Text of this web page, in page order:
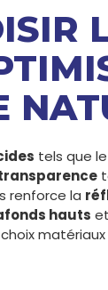
tels que le
renforce la
hauts
choix